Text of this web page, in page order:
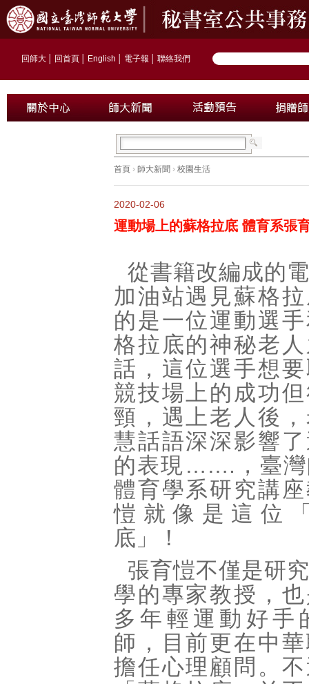
回師大 回首頁 English 電子報 聯絡我們
首頁 › 師大新聞 › 校園生活
2020-02-06
運動場上的蘇格拉底 體育系張
從書籍改編成的
加油站遇見蘇格
的是一位運動選
格拉底的神秘老
話，這位選手想
競技場上的成功
頸，遇上老人後
慧話語深深影響
的表現…….，臺灣
體育學系研究講
愷就像是這位
底」！
張育愷不僅是研
學的專家教授，
多年輕運動好手
師，目前更在中
擔任心理顧問。